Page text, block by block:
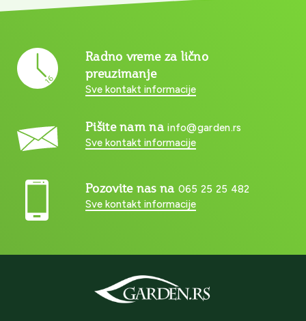
Radno vreme za lično
preuzimanje
Sve kontakt informacije
Pišite nam nainfo@garden.rs
Sve kontakt informacije
Pozovite nas na 065 25 25 482
Sve kontakt informacije